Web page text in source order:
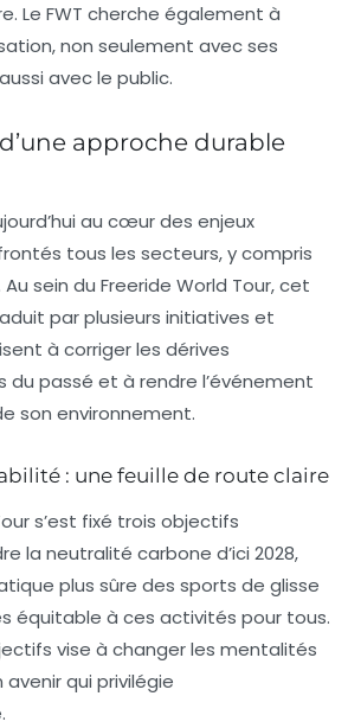
. Le FWT cherche également à
non seulement avec ses
avec le public.
approche durable
au cœur des enjeux
tous les secteurs, y compris
Au sein du Freeride World Tour, cet
par plusieurs initiatives et
à corriger les dérives
du passé et à rendre l’événement
son environnement.
: une feuille de route claire
s’est fixé trois objectifs
la neutralité carbone d’ici 2028,
plus sûre des sports de glisse
équitable à ces activités pour tous.
vise à changer les mentalités
qui privilégie